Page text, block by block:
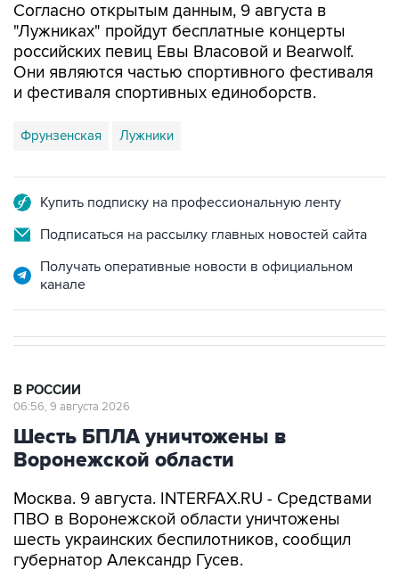
Согласно открытым данным, 9 августа в
"Лужниках" пройдут бесплатные концерты
российских певиц Евы Власовой и Bearwolf.
Они являются частью спортивного фестиваля
и фестиваля спортивных единоборств.
Фрунзенская Лужники
Купить подписку на профессиональную ленту
Подписаться на рассылку главных новостей сайта
Получать оперативные новости в официальном
канале
В РОССИИ
06:56, 9 августа 2026
Шесть БПЛА уничтожены в
Воронежской области
Москва. 9 августа. INTERFAX.RU - Средствами
ПВО в Воронежской области уничтожены
шесть украинских беспилотников, сообщил
губернатор Александр Гусев.